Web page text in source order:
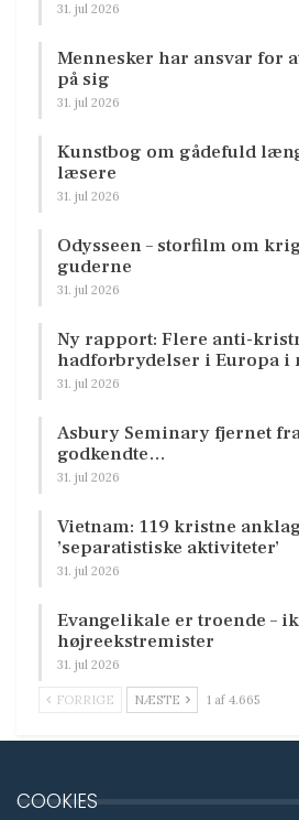
31. jul 2026
Mennesker har ansvar for
på sig
31. jul 2026
Kunstbog om gådefuld
læsere
31. jul 2026
Odysseen – storfilm om
guderne
31. jul 2026
Ny rapport: Flere anti-
hadforbrydelser i Europa i
31. jul 2026
Asbury Seminary fjernet
godkendte…
31. jul 2026
Vietnam: 119 kristne
’separatistiske aktiviteter’
31. jul 2026
Evangelikale er troende –
højreekstremister
31. jul 2026
FORRIGE NÆSTE 1 af 4.665
COOKIES